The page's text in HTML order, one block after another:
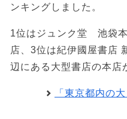
ンキングしました。
1位はジュンク堂 池袋
店、3位は紀伊國屋書店
辺にある大型書店の本店
「東京都内の